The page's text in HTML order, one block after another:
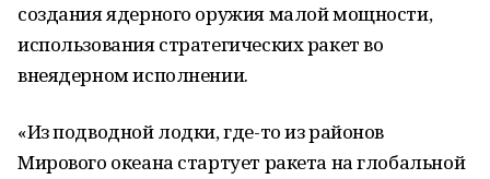
создания ядерного оружия малой мощности,
использования стратегических ракет во
внеядерном исполнении.
«Из подводной лодки, где-то из районов
Мирового океана стартует ракета на глобальной